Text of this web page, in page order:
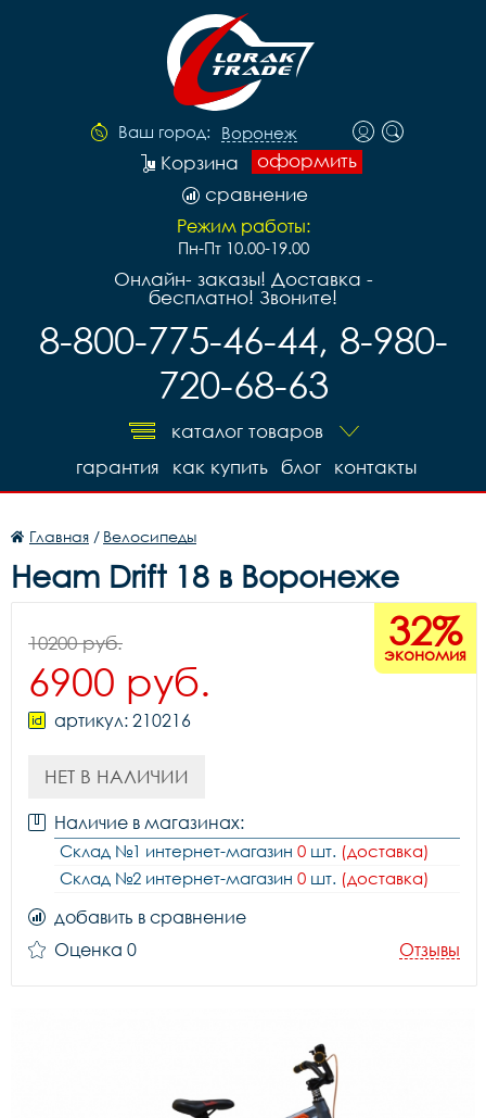
Ваш город: Воронеж
оформить
Корзина
сравнение
Режим работы:
Пн-Пт 10.00-19.00
Онлайн- заказы! Доставка -
бесплатно! Звоните!
8-800-775-46-44, 8-980-
720-68-63
каталог товаров
контакты
блог
как купить
гарантия
Главная / Велосипеды
Heam Drift 18 в Воронеже
32%
экономия
10200 руб.
6900 руб.
артикул: 210216
НЕТ В НАЛИЧИИ
Наличие в магазинах:
Склад №1 интернет-магазин 0 шт. (доставка)
Склад №2 интернет-магазин 0 шт. (доставка)
добавить в сравнение
Оценка 0
Отзывы